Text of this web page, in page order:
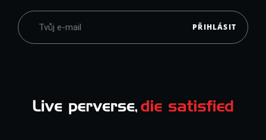
PŘIHLÁSIT